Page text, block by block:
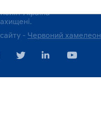
Україна
- Червоний хамелеон